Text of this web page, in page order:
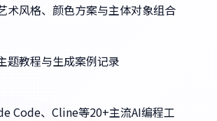
术风格、颜色方案与主体对象组合
题教程与生成案例记录
Code、Cline等20+主流AI编程工